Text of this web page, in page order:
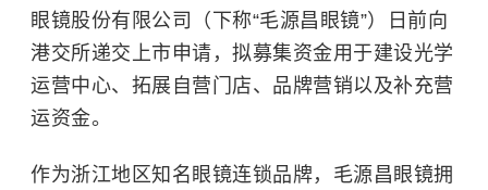
眼镜股份有限公司（下称“毛源昌眼镜”）日前向
港交所递交上市申请，拟募集资金用于建设光学
运营中心、拓展自营门店、品牌营销以及补充营
运资金。
作为浙江地区知名眼镜连锁品牌，毛源昌眼镜拥